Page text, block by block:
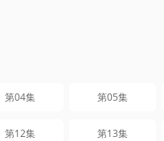
第04集 第05集
第12集 第13集